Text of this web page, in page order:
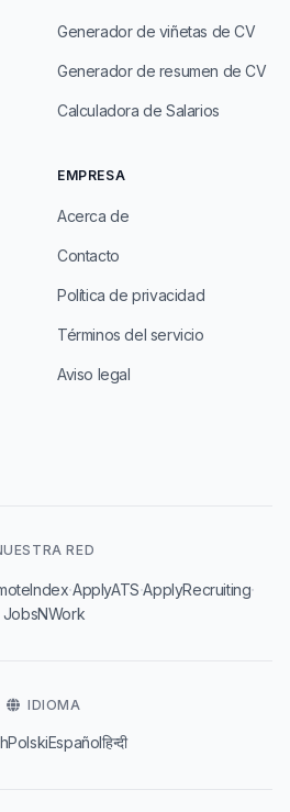
Generador de viñetas de CV
Generador de resumen de CV
Calculadora de Salarios
EMPRESA
Acerca de
Contacto
Política de privacidad
Términos del servicio
Aviso legal
RED
·ApplyATS·ApplyRecruiting·
JobsNWork
IDIOMA
PolskiEspañolहिन्दी